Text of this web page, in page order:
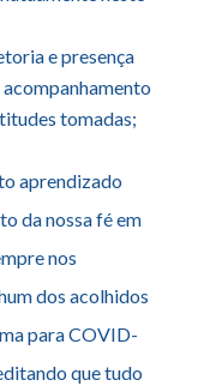
e presença
tomadas;
aprendizado
da nossa fé em
nos
dos acolhidos
para COVID-
que tudo